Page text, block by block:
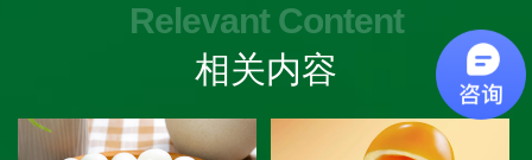
壳剥壳的成套加工设备，设备自动
化程序高，鲜蛋浸泡后进行蒸煮，
蒸煮蛋碎壳后再用大水量冲洗，清
洗干净并经挑选后再进行卤制处
汽、燃气、电三种加热形式，采用
双层球形锅体结构，通过夹套内通
入蒸汽或燃气对锅内产品进行加
热，高效实用，能充分满足不同行
业、场景的多样化需求。
Relevant Content
相关内容